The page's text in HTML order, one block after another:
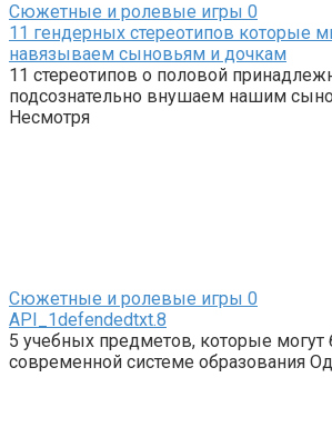
Сюжетные и ролевые игры 0
11 гендерных стереотипов которые
навязываем сыновьям и дочкам
11 стереотипов о половой
подсознательно внушаем нашим
Несмотря
Сюжетные и ролевые игры 0
API_1defendedtxt.8
5 учебных предметов, которые
современной системе образования